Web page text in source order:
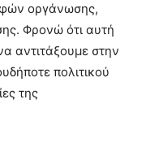
οργάνωσης,
Φρονώ ότι αυτή
αντιτάξουμε στην
πολιτικού
της